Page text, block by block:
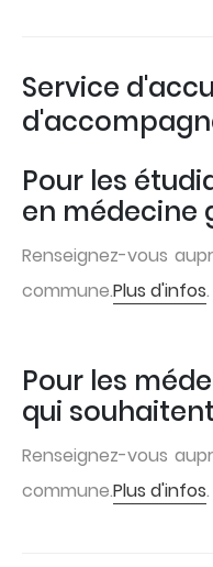
Service
Pour les
en médecine
Renseignez-vous
commune.Plus d'infos.
Pour les
qui
Renseignez-vous
commune.Plus d'infos.